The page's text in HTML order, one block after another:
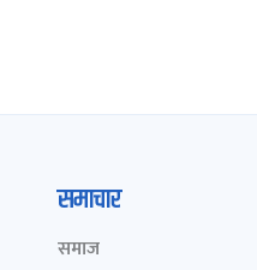
समाचार
समाज